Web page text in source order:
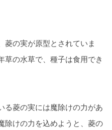
菱の実が原型とされていま
草の水草で、種子は食用でき
る菱の実には魔除けの力があ
除けの力を込めようと、菱の